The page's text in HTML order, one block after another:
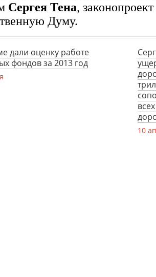
Сергея Тена,
Думу.
дали оценку работе
фондов за 2013 год
10